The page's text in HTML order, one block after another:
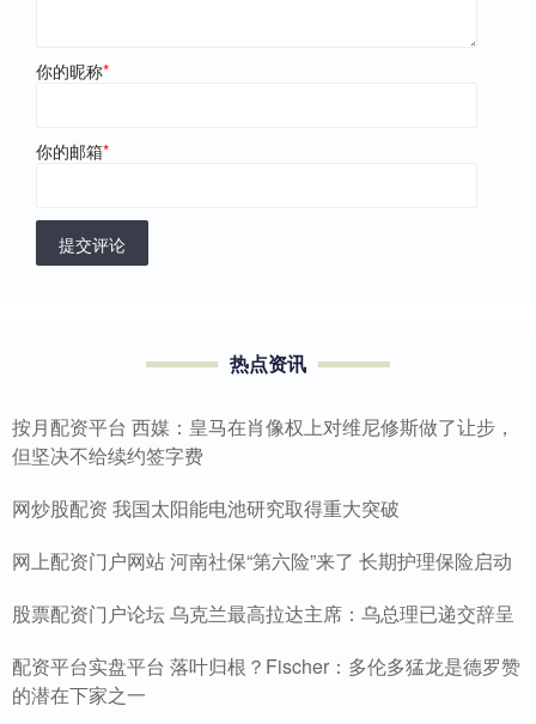
你的昵称*
你的邮箱*
提交评论
热点资讯
按月配资平台 西媒：皇马在肖像权上对维尼修斯做了让步，
但坚决不给续约签字费
网炒股配资 我国太阳能电池研究取得重大突破
网上配资门户网站 河南社保“第六险”来了 长期护理保险启动
股票配资门户论坛 乌克兰最高拉达主席：乌总理已递交辞呈
配资平台实盘平台 落叶归根？Fischer：多伦多猛龙是德罗赞
的潜在下家之一